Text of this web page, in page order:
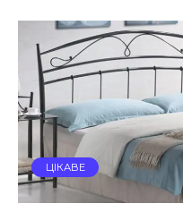
ЦІКАВЕ